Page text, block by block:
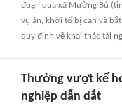
đoạn qua xã Mường Bú
vụ án, khởi tố bị can và
quy định về khai thác tài
Thưởng vượt kế
nghiệp dẫn dắt